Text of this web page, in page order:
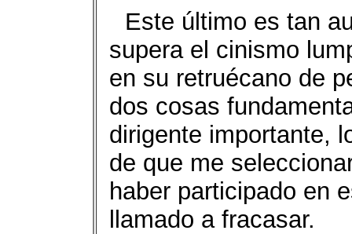
Este último es tan
supera el cinismo
en su retruécano de
dos cosas
dirigente importante,
de que me
haber participado en
llamado a fracasar.